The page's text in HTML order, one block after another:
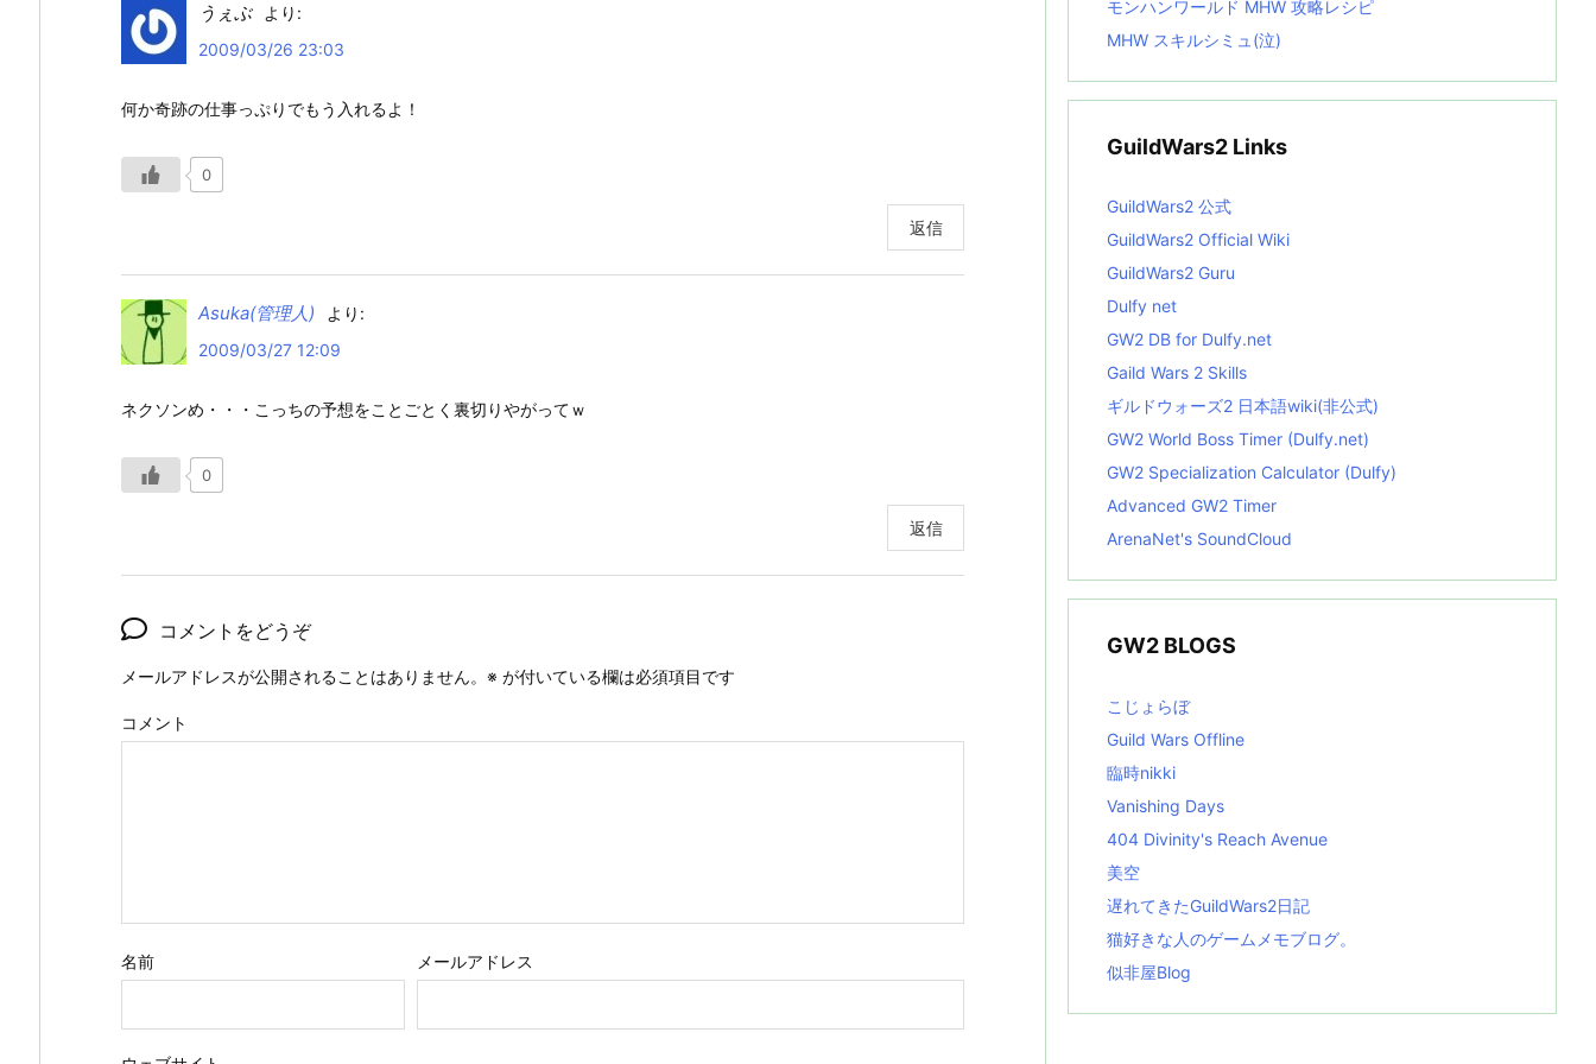
うぇぶ
より:
2009/03/26 23:03
何か奇跡の仕事っぷりでもう入れるよ！
0
返信
Asuka(管理人)
より:
2009/03/27 12:09
ネクソンめ・・・こっちの予想をことごとく裏切りやがってｗ
0
返信
コメントをどうぞ
メールアドレスが公開されることはありません。 ※ が付いている欄は必須項目です
コメント
名前 メールアドレス
モンハンワールド MHW 攻略レシピ
MHW スキルシミュ(泣)
GuildWars2 Links
GuildWars2 公式
GuildWars2 Official Wiki
GuildWars2 Guru
Dulfy net
GW2 DB for Dulfy.net
Gaild Wars 2 Skills
ギルドウォーズ2 日本語wiki(非公式)
GW2 World Boss Timer (Dulfy.net)
GW2 Specialization Calculator (Dulfy)
Advanced GW2 Timer
ArenaNet's SoundCloud
GW2 BLOGS
こじょらぼ
Guild Wars Offline
臨時nikki
Vanishing Days
404 Divinity's Reach Avenue
美空
遅れてきたGuildWars2日記
猫好きな人のゲームメモブログ。
似非屋Blog